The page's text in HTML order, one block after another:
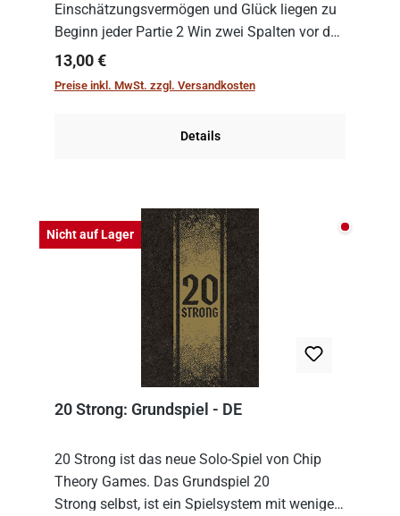
Einschätzungsvermögen und Glück liegen zu
Beginn jeder Partie 2 Win zwei Spalten vor den
Spielenden aus, die es in die Höhe zu treiben
gilt. Doch das geht natürlich nur, solange man
Regulärer Preis:
13,00 €
Preise inkl. MwSt. zzgl. Versandkosten
Details
Nicht auf Lager Nicht
20 Strong: Grundspiel - DE
20 Strong ist das neue Solo-Spiel von Chip
Theory Games. Das Grundspiel 20
Strong selbst, ist ein Spielsystem mit wenigen,